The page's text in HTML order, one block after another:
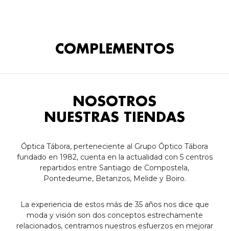
COMPLEMENTOS
NOSOTROS
NUESTRAS TIENDAS
Óptica Tábora, perteneciente al Grupo Óptico Tábora
fundado en 1982, cuenta en la actualidad con 5 centros
repartidos entre Santiago de Compostela,
Pontedeume, Betanzos, Melide y Boiro.
La experiencia de estos más de 35 años nos dice que
moda y visión son dos conceptos estrechamente
relacionados, centramos nuestros esfuerzos en mejorar